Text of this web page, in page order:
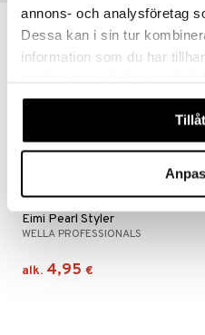
annons- och analysföretag
Dessa kan i sin tur
information som du har
våra cookies vid fortsatt
Eimi Pearl Styler
WELLA PROFESSIONALS
alk. 4,95 €